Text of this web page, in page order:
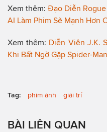
Xem thêm: Đạo Diễn Rogue
AI Làm Phim Sẽ Mạnh Hơn
Xem thêm: Diễn Viên J.K.
Khi Bất Ngờ Gặp Spider-
Tag: phim ảnh giải trí
BÀI LIÊN QUAN